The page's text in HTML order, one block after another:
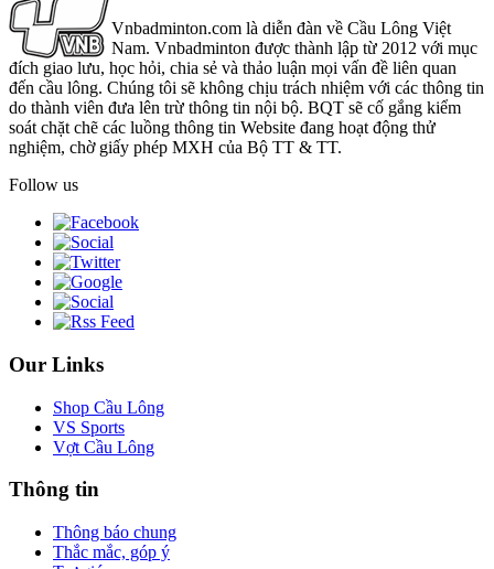
Vnbadminton.com là diễn đàn về Cầu Lông Việt
Nam. Vnbadminton được thành lập từ 2012 với mục
đích giao lưu, học hỏi, chia sẻ và thảo luận mọi vấn đề liên quan
đến cầu lông. Chúng tôi sẽ không chịu trách nhiệm với các thông tin
do thành viên đưa lên trừ thông tin nội bộ. BQT sẽ cố gắng kiểm
soát chặt chẽ các luồng thông tin Website đang hoạt động thử
nghiệm, chờ giấy phép MXH của Bộ TT & TT.
Follow us
Our Links
Shop Cầu Lông
VS Sports
Vợt Cầu Lông
Thông tin
Thông báo chung
Thắc mắc, góp ý